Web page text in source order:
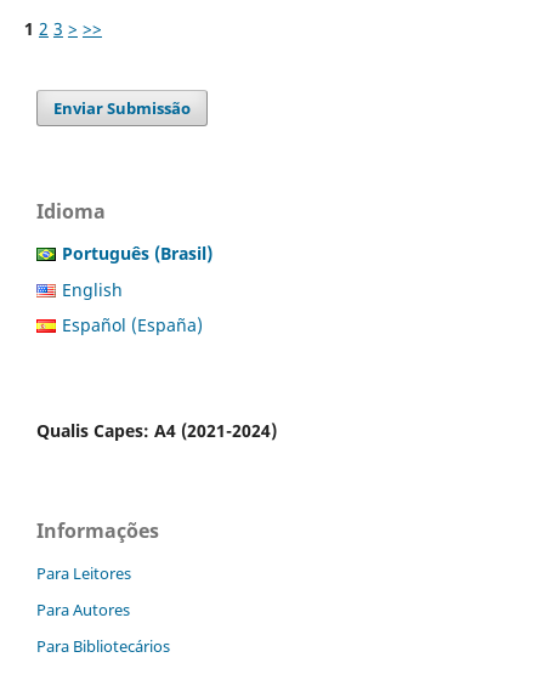
1 2 3 > >>
Enviar Submissão
Idioma
Português (Brasil)
English
Español (España)
Qualis Capes: A4 (2021-2024)
Informações
Para Leitores
Para Autores
Para Bibliotecários